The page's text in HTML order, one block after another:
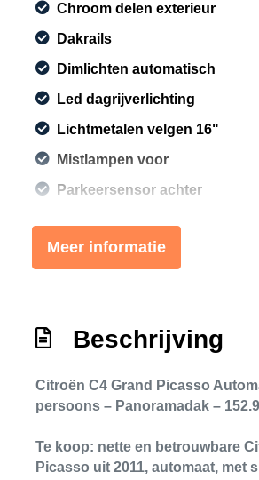
Chroom delen exterieur
Dakrails
Dimlichten automatisch
Led dagrijverlichting
Lichtmetalen velgen 16"
Mistlampen voor
Parkeersensor achter
Overige
Anti doorslip regeling
Bestuurdersairbag
Bluetooth
Elektronische
Meer informatie
Beschrijving
Citroën C4 Grand Picasso
persoons – Panoramadak –
Te koop: nette en betrouwbare
Picasso uit 2011, automaat, met